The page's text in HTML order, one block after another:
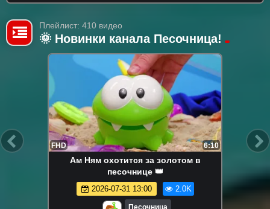
Плейлист: 410 видео
🌞 Новинки канала Песочница!
FHD 6:10
Ам Ням охотится за золотом в
песочнице 👑
2026-07-31 13:00 2.0K
Песочница